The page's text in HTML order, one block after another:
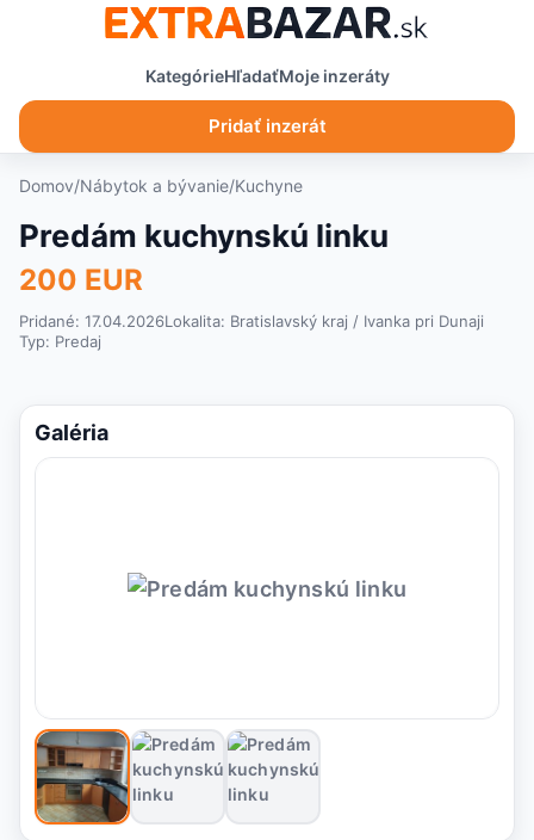
KategórieHľadaťMoje inzeráty
Pridať inzerát
Domov/Nábytok a bývanie/Kuchyne
Predám kuchynskú linku
200 EUR
Pridané: 17.04.2026Lokalita: Bratislavský kraj / Ivanka pri Dunaji
Typ: Predaj
Galéria